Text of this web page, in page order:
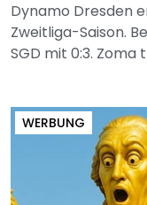
Dynamo Dresden
Zweitliga-Saison.
SGD mit 0:3.
WERBUNG